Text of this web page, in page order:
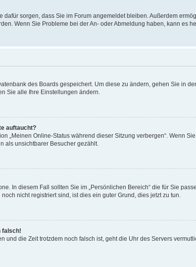
dafür sorgen, dass Sie im Forum angemeldet bleiben. Außerdem
Wenn Sie Probleme bei der An- oder Abmeldung haben, kann es
des Boards gespeichert. Um diese zu ändern, gehen Sie in
Sie alle Ihre Einstellungen ändern.
auftaucht?
„Meinen Online-Status während dieser Sitzung verbergen“. Wenn
als unsichtbarer Besucher gezählt.
In diesem Fall sollten Sie im „Persönlichen Bereich“ die für Sie
nicht registriert sind, ist dies ein guter Grund, dies jetzt zu tun.
falsch!
die Zeit trotzdem noch falsch ist, geht die Uhr des Servers